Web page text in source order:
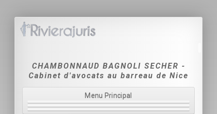
CHAMBONNAUD BAGNOLI SECHER -
Cabinet d'avocats au barreau de Nice
Menu Principal